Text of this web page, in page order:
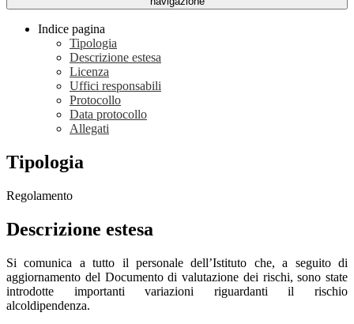
Indice pagina
Tipologia
Descrizione estesa
Licenza
Uffici responsabili
Protocollo
Data protocollo
Allegati
Tipologia
Regolamento
Descrizione estesa
Si comunica a tutto il personale dell’Istituto che, a seguito di
aggiornamento del Documento di valutazione dei rischi, sono state
introdotte importanti variazioni riguardanti il rischio
alcoldipendenza.